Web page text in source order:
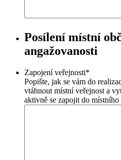
Posílení místní
angažovanosti
Zapojení veřejnosti*
Popište, jak se vám do
vtáhnout místní veřejnost a
aktivně se zapojit do místního